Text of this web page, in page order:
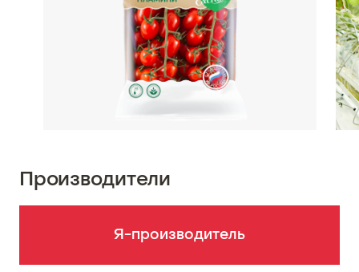
Производители
Я-производитель